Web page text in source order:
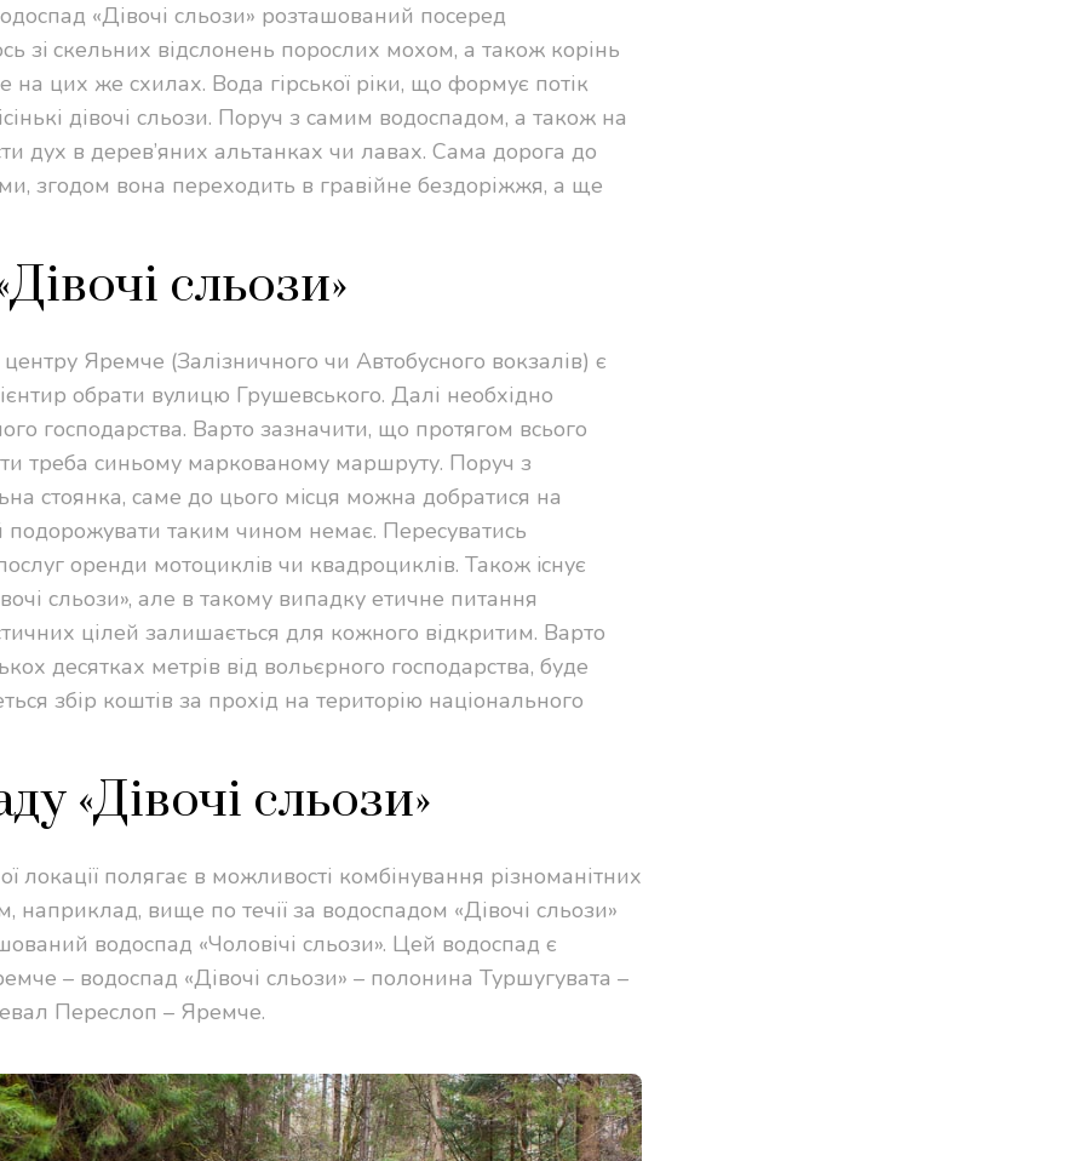
«Дівочі сльози» розташований посеред
зi скельних відслонень порослих мохом, а також корінь
цих же схилах. Вода гірської ріки, що формує потік
дівочі сльози. Поруч з самим водоспадом, а також на
дух в дерев’яних альтанках чи лавах. Сама дорога до
згодом вона переходить в гравійне бездоріжжя, а ще
сльози»
Яремче (Залізничного чи Автобусного вокзалів) є
обрати вулицю Грушевського. Далі необхідно
господарства. Варто зазначити, що протягом всього
треба синьому маркованому маршруту. Поруч з
стоянка, саме до цього мicця можна добратися на
таким чином немає. Пересуватись
оренди мотоциклiв чи квадроциклів. Також icнує
сльози», але в такому випадку етичне питання
цілей залишається для кожного відкритим. Варто
десятках метрів від вольєрного господарства, буде
збір коштів за прохід на територію національного
«Дівочі сльози»
локації полягає в можливості комбінування різноманітних
вище по течії за водоспадом «Дівочі сльози»
водоспад «Чоловічі сльози». Цей водоспад є
– водоспад «Дівочі сльози» – полонина Туршугувата –
Переслоп – Яремче.